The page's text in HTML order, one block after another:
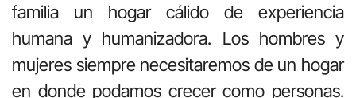
familia un hogar cálido de experiencia
humana y humanizadora. Los hombres y
mujeres siempre necesitaremos de un hogar
en donde podamos crecer como personas.